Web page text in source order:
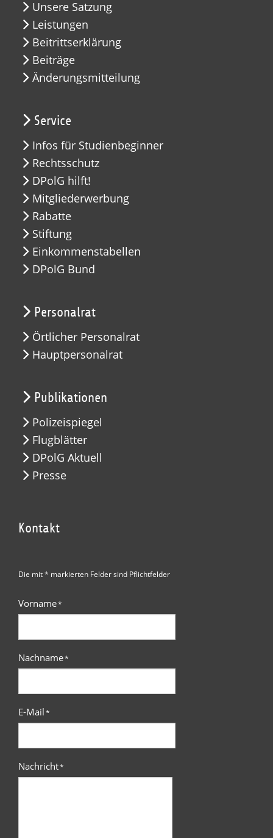
Unsere Satzung
Leistungen
Beitrittserklärung
Beiträge
Änderungsmitteilung
Service
Infos für Studienbeginner
Rechtsschutz
DPolG hilft!
Mitgliederwerbung
Rabatte
Stiftung
Einkommenstabellen
DPolG Bund
Personalrat
Örtlicher Personalrat
Hauptpersonalrat
Publikationen
Polizeispiegel
Flugblätter
DPolG Aktuell
Presse
Kontakt
Die mit * markierten Felder sind Pflichtfelder
Vorname*
Nachname*
E-Mail*
Nachricht*